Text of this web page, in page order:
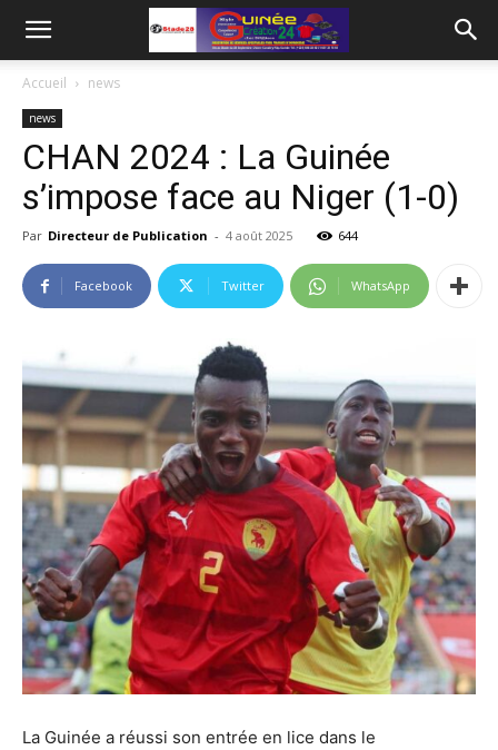
Accueil news
news
CHAN 2024 : La Guinée
s’impose face au Niger (1-0)
Par Directeur de Publication - 4 août 2025 644
Facebook Twitter WhatsApp
La Guinée a réussi son entrée en lice dans le